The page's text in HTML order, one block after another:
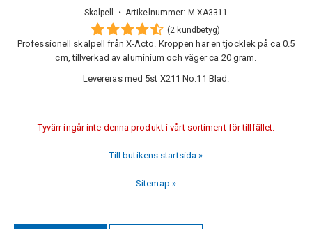
Skalpell • Artikelnummer: M-XA3311
(2 kundbetyg)
Professionell skalpell från X-Acto. Kroppen har en tjocklek på ca 0.5
cm, tillverkad av aluminium och väger ca 20 gram.
Levereras med 5st X211 No.11 Blad.
Tyvärr ingår inte denna produkt i vårt sortiment för tillfället.
Till butikens startsida »
Sitemap »